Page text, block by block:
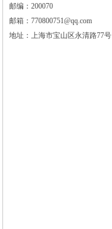
邮编：200070
邮箱：770800751@qq.com
地址：上海市宝山区永清路77号